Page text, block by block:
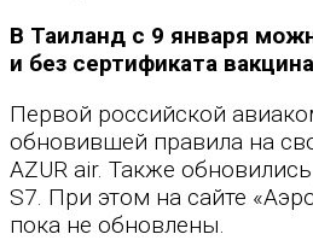
В Таиланд с 9 января
и без сертификата
Первой российской
обновившей правила на
AZUR air. Также
S7. При этом на сайте
пока не обновлены.